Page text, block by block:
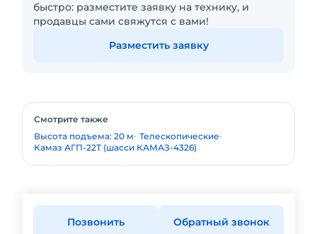
быстро: разместите заявку на технику, и
продавцы сами свяжутся с вами!
Разместить заявку
Смотрите также
Высота подъема: 20 м Телескопические
Камаз АГП-22Т (шасси КАМАЗ-4326)
Позвонить Обратный звонок